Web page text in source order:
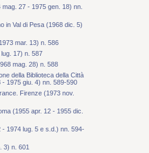
27 - 1975 gen. 18) nn.
in Val di Pesa (1968 dic. 5)
mar. 13) n. 586
17) n. 587
mag. 28) n. 588
della Biblioteca della Città
1975 giu. 4) nn. 589-590
Firenze (1973 nov.
(1955 apr. 12 - 1955 dic.
- 1974 lug. 5 e s.d.) nn. 594-
3) n. 601